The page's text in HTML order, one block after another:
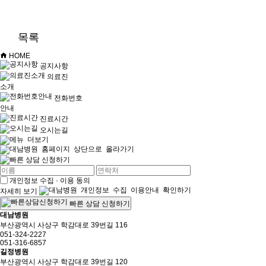
목록
HOME
공지사항
의료진
소개
전화번호
안내
진료시간
오시는길
개인정보 수집 · 이용 동의
자세히 보기
빠른 상담 신청하기
대남병원
부산광역시 사상구 학감대로 39번길 116
051-324-2227
051-316-6857
길정병원
부산광역시 사상구 학감대로 39번길 120